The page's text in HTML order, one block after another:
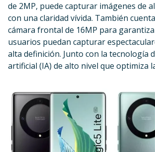
de 2MP, puede capturar imágenes de
con una claridad vívida. También
cámara frontal de 16MP para
usuarios puedan capturar
alta definición. Junto con la tecnología
artificial (IA) de alto nivel que optimiza